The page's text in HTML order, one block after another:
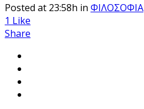
Posted at 23:58h in ΦΙΛΟΣΟΦΙΑ
1 Like
Share